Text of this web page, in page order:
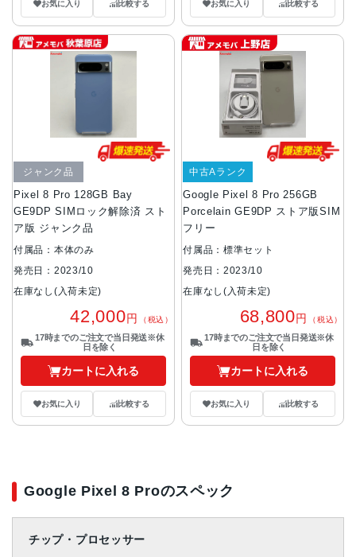
お気に入り 比較する お気に入り 比較する
Pixel 8 Pro 128GB Bay
GE9DP SIMロック解除済 スト
ア版 ジャンク品
ジャンク品
付属品：本体のみ
発売日：2023/10
在庫なし(入荷未定)
42,000円 （税込）
17時までのご注文で当日発送※休
日を除く
カートに入れる
お気に入り 比較する
Google Pixel 8 Pro 256GB
Porcelain GE9DP ストア版SIM
フリー
中古Aランク
付属品：標準セット
発売日：2023/10
在庫なし(入荷未定)
68,800円 （税込）
17時までのご注文で当日発送※休
日を除く
カートに入れる
お気に入り 比較する
Google Pixel 8 Proのスペック
チップ・プロセッサー